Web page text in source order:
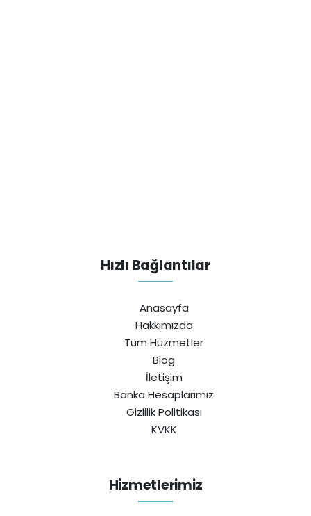
Hızlı Bağlantılar
Anasayfa
Hakkımızda
Tüm Hüzmetler
Blog
İletişim
Banka Hesaplarımız
Gizlilik Politikası
KVKK
Hizmetlerimiz